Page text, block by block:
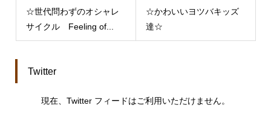
☆世代問わずのオシャレ
サイクル Feeling of...
☆かわいいヨツバキッズ
達☆
Twitter
現在、Twitter フィードはご利用いただけません。